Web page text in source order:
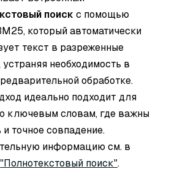
поиск с помощью
который автоматически
текст в разреженные
необходимость в
обработке.
идеально подходит для
ключевым словам, где важны
и точное совпадение.
информацию см. в
"Полнотекстовый поиск".